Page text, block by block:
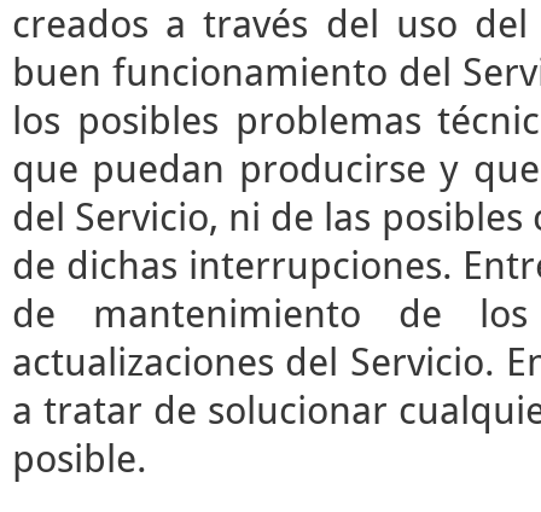
creados a través del uso
buen funcionamiento del
los posibles problemas
que puedan producirse y
del Servicio, ni de las
de dichas interrupciones.
de mantenimiento de
actualizaciones del Servicio.
a tratar de solucionar
posible.